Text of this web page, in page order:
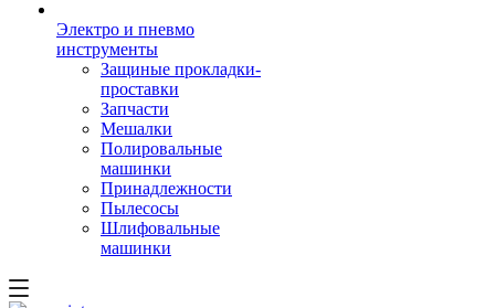
Электро и пневмо
инструменты
Защиные прокладки-
проставки
Запчасти
Мешалки
Полировальные
машинки
Принадлежности
Пылесосы
Шлифовальные
машинки